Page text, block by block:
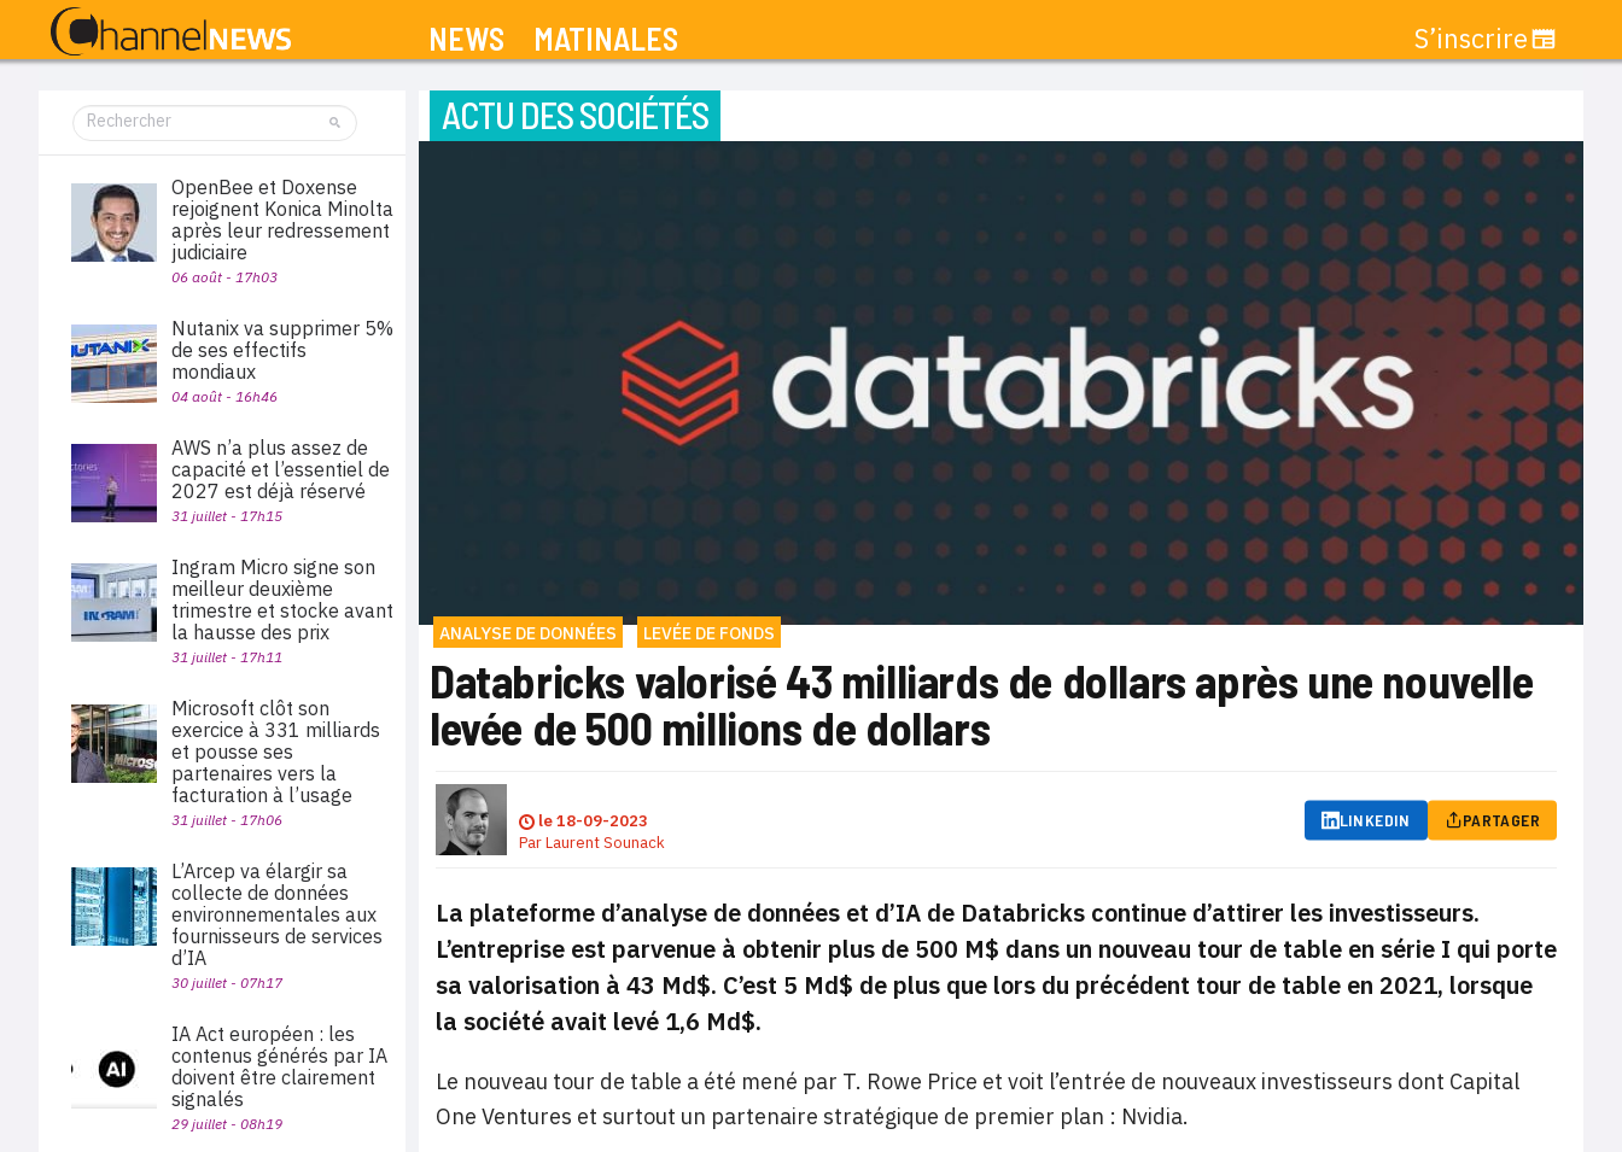
NEWS MATINALES S’inscrire
ACTU DES SOCIÉTÉS
ANALYSE DE DONNÉES LEVÉE DE FONDS
Databricks valorisé 43 milliards de dollars après une nouvelle
levée de 500 millions de dollars
le18-09-2023
ParLaurent Sounack
LINKEDIN PARTAGER
La plateforme d’analyse de données et d’IA de Databricks continue d’attirer les investisseurs.
L’entreprise est parvenue à obtenir plus de 500 M$ dans un nouveau tour de table en série I qui porte
sa valorisation à 43 Md$. C’est 5 Md$ de plus que lors du précédent tour de table en 2021, lorsque
la société avait levé 1,6 Md$.
Le nouveau tour de table a été mené par T. Rowe Price et voit l’entrée de nouveaux investisseurs dont Capital
One Ventures et surtout un partenaire stratégique de premier plan : Nvidia.
OpenBee et Doxense
rejoignent Konica Minolta
après leur redressement
judiciaire
06 août - 17h03
Nutanix va supprimer 5%
de ses effectifs
mondiaux
04 août - 16h46
AWS n’a plus assez de
capacité et l’essentiel de
2027 est déjà réservé
31 juillet - 17h15
Ingram Micro signe son
meilleur deuxième
trimestre et stocke avant
la hausse des prix
31 juillet - 17h11
Microsoft clôt son
exercice à 331 milliards
et pousse ses
partenaires vers la
facturation à l’usage
31 juillet - 17h06
L’Arcep va élargir sa
collecte de données
environnementales aux
fournisseurs de services
d’IA
30 juillet - 07h17
IA Act européen : les
contenus générés par IA
doivent être clairement
signalés
29 juillet - 08h19